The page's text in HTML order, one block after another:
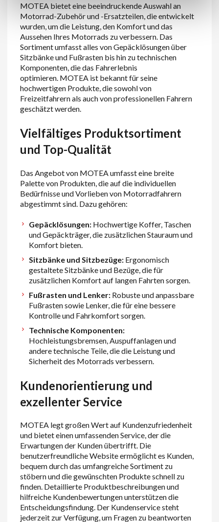
MOTEA bietet eine beeindruckende Auswahl an
Motorrad-Zubehör und -Ersatzteilen, die entwickelt
wurden, um die Leistung, den Komfort und das
Aussehen Ihres Motorrads zu verbessern. Das
Sortiment umfasst alles von Gepäcklösungen über
Sitzbänke und Fußrasten bis hin zu technischen
Komponenten, die das Fahrerlebnis
optimieren. MOTEA ist bekannt für seine
hochwertigen Produkte, die sowohl von
Freizeitfahrern als auch von professionellen Fahrern
geschätzt werden.
Vielfältiges Produktsortiment
und Top-Qualität
Das Angebot von MOTEA umfasst eine breite
Palette von Produkten, die auf die individuellen
Bedürfnisse und Vorlieben von Motorradfahrern
abgestimmt sind. Dazu gehören:
Gepäcklösungen:Hochwertige Koffer, Taschen
und Gepäckträger, die zusätzlichen Stauraum und
Komfort bieten.
Sitzbänke und Sitzbezüge:Ergonomisch
gestaltete Sitzbänke und Bezüge, die für
zusätzlichen Komfort auf langen Fahrten sorgen.
Fußrasten und Lenker:Robuste und anpassbare
Fußrasten sowie Lenker, die für eine bessere
Kontrolle und Fahrkomfort sorgen.
Technische Komponenten:
Hochleistungsbremsen, Auspuffanlagen und
andere technische Teile, die die Leistung und
Sicherheit des Motorrads verbessern.
Kundenorientierung und
exzellenter Service
MOTEA legt großen Wert auf Kundenzufriedenheit
und bietet einen umfassenden Service, der die
Erwartungen der Kunden übertrifft. Die
benutzerfreundliche Website ermöglicht es Kunden,
bequem durch das umfangreiche Sortiment zu
stöbern und die gewünschten Produkte schnell zu
finden. Detaillierte Produktbeschreibungen und
hilfreiche Kundenbewertungen unterstützen die
Entscheidungsfindung. Der Kundenservice steht
jederzeit zur Verfügung, um Fragen zu beantworten